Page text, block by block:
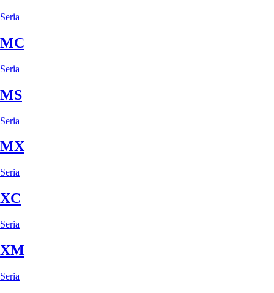
Seria
MC
Seria
MS
Seria
MX
Seria
XC
Seria
XM
Seria